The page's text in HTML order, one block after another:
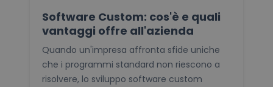
Software Custom: cos'è e quali
vantaggi offre all'azienda
Quando un'impresa affronta sfide uniche
che i programmi standard non riescono a
risolvere, lo sviluppo software custom